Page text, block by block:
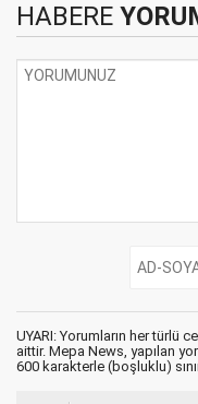
HABERE
UYARI: Yorumların her türlü
aittir. Mepa News, yapılan
600 karakterle (boşluklu)